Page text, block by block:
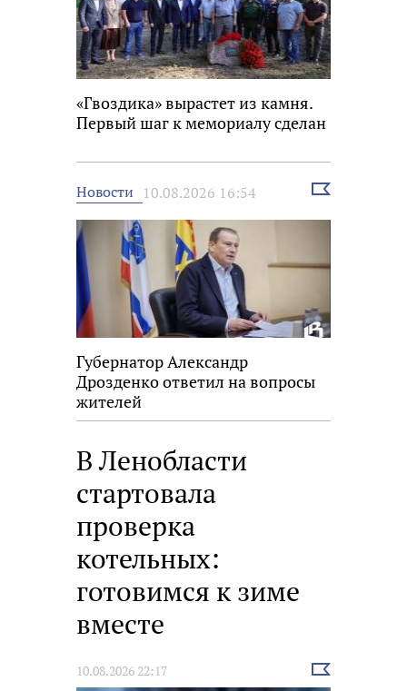
«Гвоздика» вырастет из камня.
Первый шаг к мемориалу сделан
Новости 10.08.2026 16:54
Выбрать
Губернатор Александр
Дрозденко ответил на вопросы
жителей
В Ленобласти
стартовала
проверка
котельных:
готовимся к зиме
вместе
10.08.2026 22:17
Выбрать
новость